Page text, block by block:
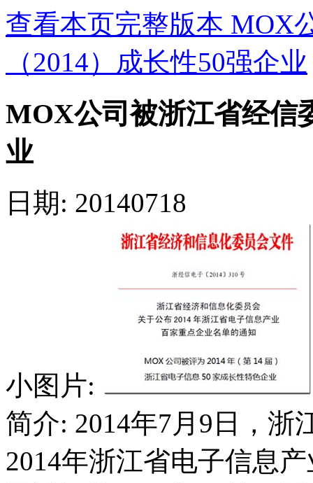
查看本页完整版本 MOX
（2014）成长性50强企业
MOX公司被浙江省经信
业
日期: 20140718
小图片:
简介: 2014年7月9日，浙
2014年浙江省电子信息